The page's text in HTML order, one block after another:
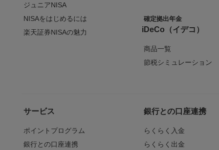
ジュニアNISA
NISAをはじめるには
楽天証券NISAの魅力
確定拠出年金
iDeCo（イデコ）
商品一覧
節税シミュレーション
サービス
ポイントプログラム
銀行との口座連携
銀行との口座連携
らくらく入金
らくらく出金